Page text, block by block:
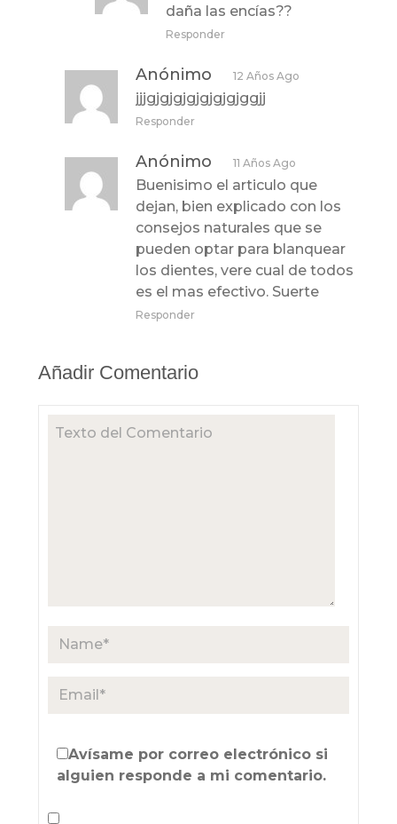
daña las encías??
Responder
Anónimo 12 Años Ago
jjjgjgjgjgjgjgjgjggjj
Responder
Anónimo 11 Años Ago
Buenisimo el articulo que
dejan, bien explicado con los
consejos naturales que se
pueden optar para blanquear
los dientes, vere cual de todos
es el mas efectivo. Suerte
Responder
Añadir Comentario
Avísame por correo electrónico si
alguien responde a mi comentario.